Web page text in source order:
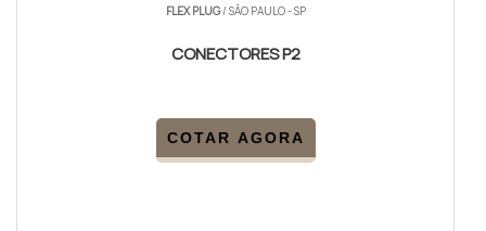
FLEX PLUG/ SÃO PAULO - SP
CONECTORES P2
COTAR AGORA